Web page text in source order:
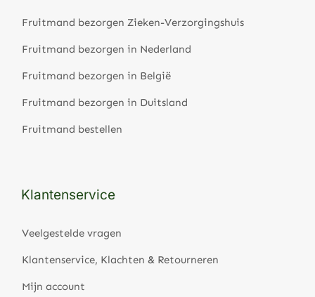
Fruitmand bezorgen Zieken-Verzorgingshuis
Fruitmand bezorgen in Nederland
Fruitmand bezorgen in België
Fruitmand bezorgen in Duitsland
Fruitmand bestellen
Klantenservice
Veelgestelde vragen
Klantenservice, Klachten & Retourneren
Mijn account